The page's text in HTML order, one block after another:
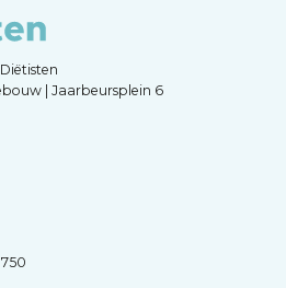
| Jaarbeursplein 6